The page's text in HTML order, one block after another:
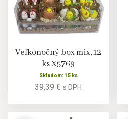
Veľkonočný box mix, 12
ks X5769
Skladom: 15 ks
39,39 €s DPH